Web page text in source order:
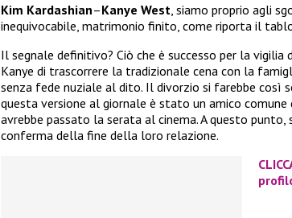
Kim Kardashian–Kanye West , siamo proprio agli
inequivocabile, matrimonio finito, come riporta il
Il segnale definitivo? Ciò che è successo per la vigilia
Kanye di trascorrere la tradizionale cena con la
senza fede nuziale al dito. Il divorzio si farebbe così
questa versione al giornale è stato un amico comune
avrebbe passato la serata al cinema. A questo
conferma della fine della loro relazione.